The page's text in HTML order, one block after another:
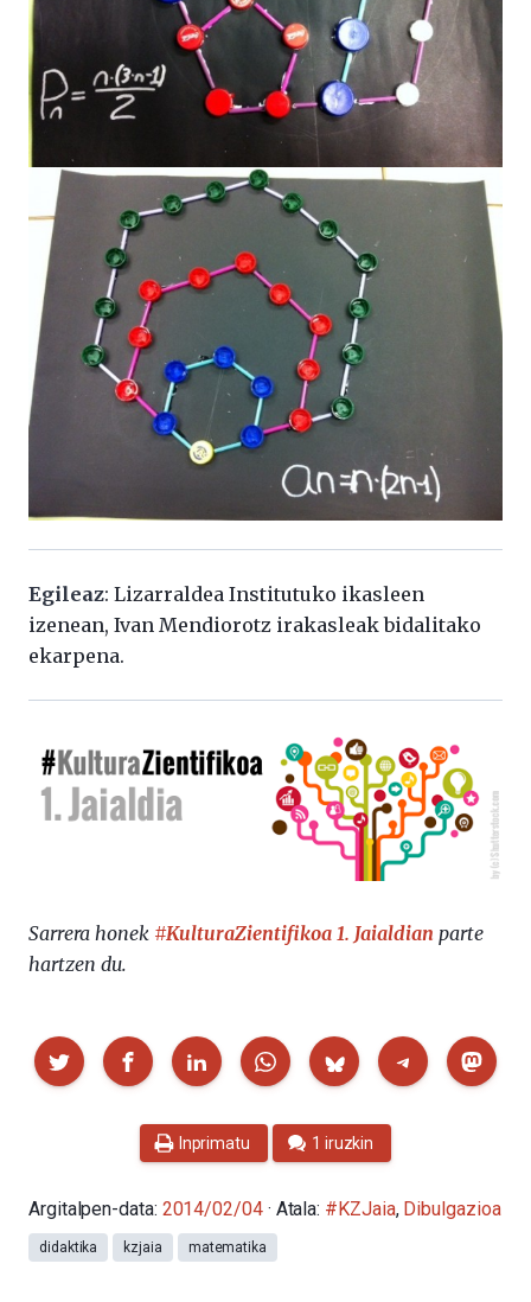
Egileaz: Lizarraldea Institutuko ikasleen
izenean, Ivan Mendiorotz irakasleak bidalitako
ekarpena.
Sarrera honek #KulturaZientifikoa 1. Jaialdian parte
hartzen du.
Partekatu
Inprimatu 1 iruzkin
Argitalpen-data: 2014/02/04 · Atala: #KZJaia, Dibulgazioa
didaktika kzjaia matematika